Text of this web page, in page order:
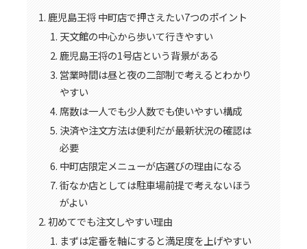
鹿児島王将 中町店で押さえたい7つのポイント
天文館の中心から歩いて行きやすい
鹿児島王将の1号店という背景がある
営業時間は昼と夜の二部制で考えるとわかり
やすい
席数は一人でも少人数でも使いやすい構成
決済や注文方法は便利だが最新状況の確認は
必要
中町店限定メニューが店選びの理由になる
街なか店としては駐車場前提で考えないほう
がよい
初めてでも注文しやすい理由
まずは定番を軸にすると満足度を上げやすい